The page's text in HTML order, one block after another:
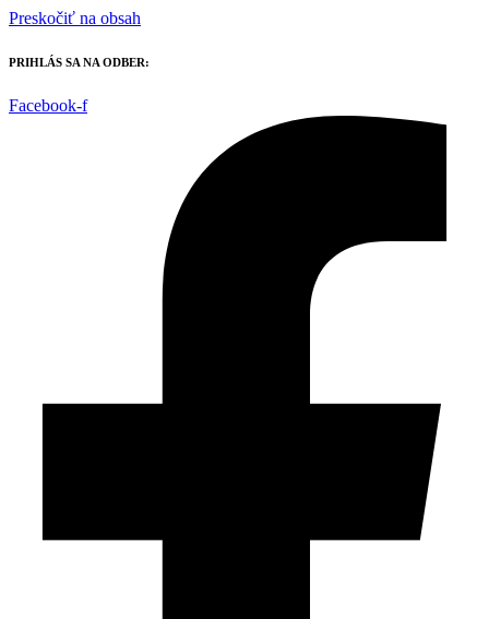
Preskočiť na obsah
PRIHLÁS SA NA ODBER:
Facebook-f